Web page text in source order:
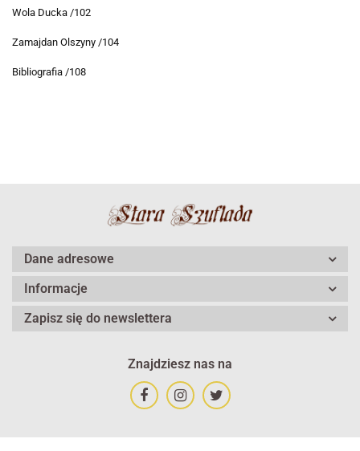
Wola Ducka /102
Zamajdan Olszyny /104
Bibliografia /108
Dane adresowe
Informacje
Zapisz się do newslettera
Znajdziesz nas na